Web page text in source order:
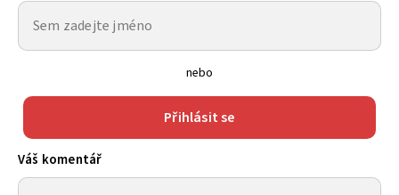
nebo
Přihlásit se
Váš komentář